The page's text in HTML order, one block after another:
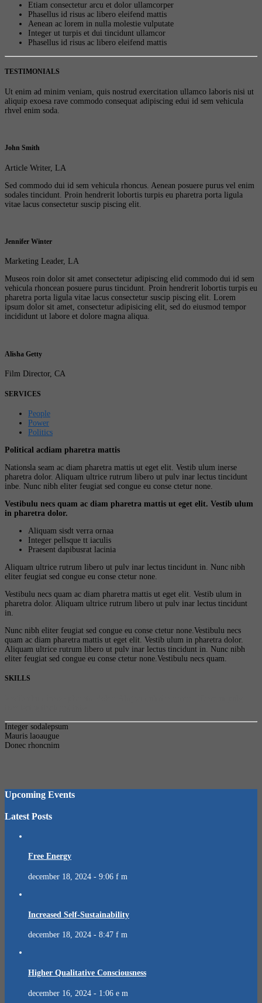
Etiam consectetur arcu et dolor ullamcorper
Phasellus id risus ac libero eleifend mattis
Aenean ac lorem in nulla molestie vulputate
Integer ut turpis et dui tincidunt ullamcor
Phasellus id risus ac libero eleifend mattis
TESTIMONIALS
Ut enim ad minim veniam, quis nostrud exercitation ullamco laboris nisi ut
aliquip exoesa rave commodo consequat adipiscing edui id sem vehicula
rhvel enim soda.
John Smith
Article Writer, LA
Sed commodo dui id sem vehicula rhoncus. Aenean posuere purus vel enim
sodales tincidunt. Proin hendrerit lobortis turpis eu pharetra porta ligula
vitae lacus consectetur suscip piscing elit.
Jennifer Winter
Marketing Leader, LA
Museos roin dolor sit amet consectetur adipiscing elid commodo dui id sem
vehicula rhoncean posuere purus tincidunt. Proin hendrerit lobortis turpis eu
pharetra porta ligula vitae lacus consectetur suscip piscing elit. Lorem
ipsum dolor sit amet, consectetur adipisicing elit, sed do eiusmod tempor
incididunt ut labore et dolore magna aliqua.
Alisha Getty
Film Director, CA
SERVICES
People
Power
Politics
Political acdiam pharetra mattis
Nationsla seam ac diam pharetra mattis ut eget elit. Vestib ulum inerse
pharetra dolor. Aliquam ultrice rutrum libero ut pulv inar lectus tincidunt
inbe. Nunc nibh eliter feugiat sed congue eu conse ctetur none.
Vestibulu necs quam ac diam pharetra mattis ut eget elit. Vestib ulum
in pharetra dolor.
Aliquam sisdt verra ornaa
Integer pellsque tt iaculis
Praesent dapibusrat lacinia
Aliquam ultrice rutrum libero ut pulv inar lectus tincidunt in. Nunc nibh
eliter feugiat sed congue eu conse ctetur none.
Vestibulu necs quam ac diam pharetra mattis ut eget elit. Vestib ulum in
pharetra dolor. Aliquam ultrice rutrum libero ut pulv inar lectus tincidunt
in.
Nunc nibh eliter feugiat sed congue eu conse ctetur none.Vestibulu necs
quam ac diam pharetra mattis ut eget elit. Vestib ulum in pharetra dolor.
Aliquam ultrice rutrum libero ut pulv inar lectus tincidunt in. Nunc nibh
eliter feugiat sed congue eu conse ctetur none.Vestibulu necs quam.
SKILLS
Integer sodalepsum
Mauris laoaugue
Donec rhoncnim
Upcoming Events
Latest Posts
Free Energy
december 18, 2024 - 9:06 f m
Increased Self-Sustainability
december 18, 2024 - 8:47 f m
Higher Qualitative Consciousness
december 16, 2024 - 1:06 e m